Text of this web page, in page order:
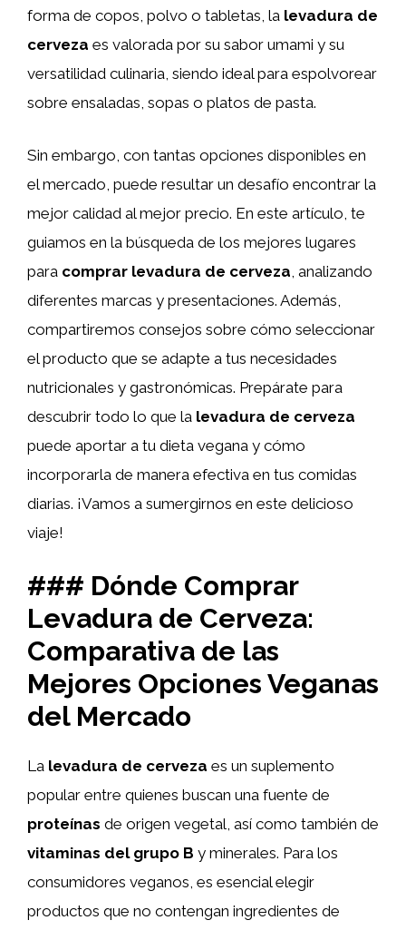
forma de copos, polvo o tabletas, la levadura de
cerveza es valorada por su sabor umami y su
versatilidad culinaria, siendo ideal para espolvorear
sobre ensaladas, sopas o platos de pasta.
Sin embargo, con tantas opciones disponibles en
el mercado, puede resultar un desafío encontrar la
mejor calidad al mejor precio. En este artículo, te
guiamos en la búsqueda de los mejores lugares
para comprar levadura de cerveza , analizando
diferentes marcas y presentaciones. Además,
compartiremos consejos sobre cómo seleccionar
el producto que se adapte a tus necesidades
nutricionales y gastronómicas. Prepárate para
descubrir todo lo que la levadura de cerveza
puede aportar a tu dieta vegana y cómo
incorporarla de manera efectiva en tus comidas
diarias. ¡Vamos a sumergirnos en este delicioso
viaje!
### Dónde Comprar
Levadura de Cerveza:
Comparativa de las
Mejores Opciones Veganas
del Mercado
La levadura de cerveza es un suplemento
popular entre quienes buscan una fuente de
proteínas de origen vegetal, así como también de
vitaminas del grupo B y minerales. Para los
consumidores veganos, es esencial elegir
productos que no contengan ingredientes de